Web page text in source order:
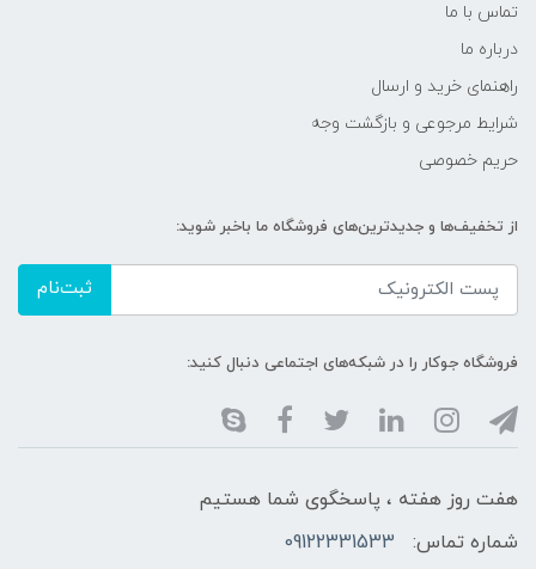
تماس با ما
درباره ما
راهنمای خرید و ارسال
شرایط مرجوعی و بازگشت وجه
حریم خصوصی
از تخفیف‌ها و جدیدترین‌های فروشگاه ما باخبر شوید:
ثبت‌نام
فروشگاه جوکار را در شبکه‌های اجتماعی دنبال کنید:
هفت روز هفته ، پاسخگوی شما هستیم
شماره تماس:
09122331533